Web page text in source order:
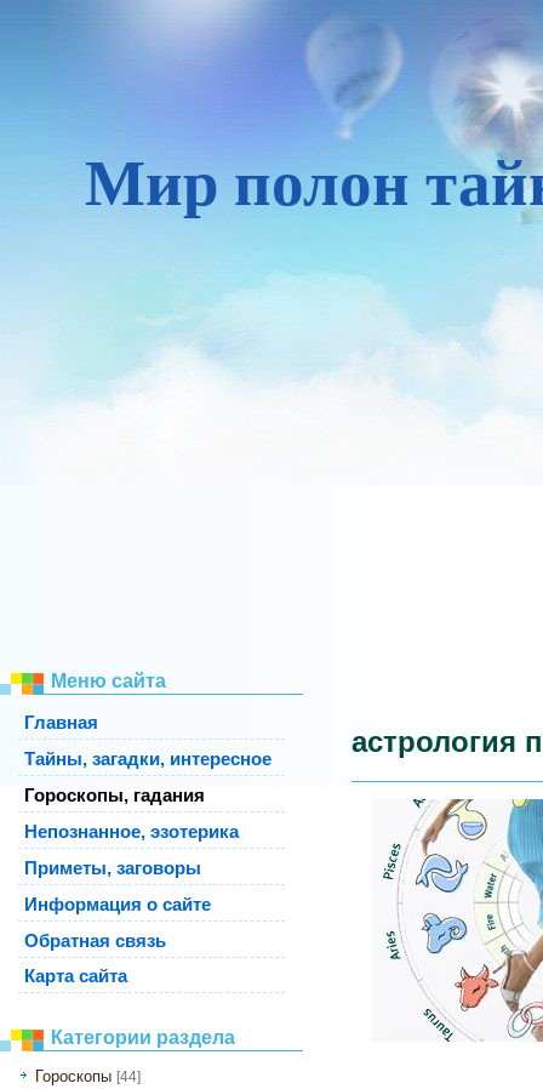
Мир полон
Меню сайта
Главная
Тайны, загадки, интересное
Гороскопы, гадания
Непознанное, эзотерика
Приметы, заговоры
Информация о сайте
Обратная связь
Карта сайта
Категории раздела
Гороскопы [44]
астрология